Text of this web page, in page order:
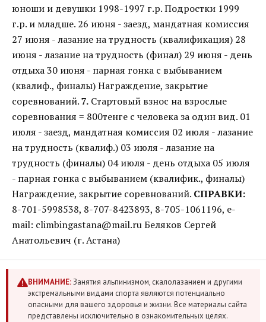
юноши и девушки 1998-1997 г.р. Подростки 1999
г.р. и младше. 26 июня - заезд, мандатная комиссия
27 июня - лазание на трудность (квалификация) 28
июня - лазание на трудность (финал) 29 июня - день
отдыха 30 июня - парная гонка с выбыванием
(квалиф., финалы) Награждение, закрытие
соревнований.7. Стартовый взнос на взрослые
соревнования = 800тенге с человека за один вид. 01
июля - заезд, мандатная комиссия 02 июля - лазание
на трудность (квалиф.) 03 июля - лазание на
трудность (финалы) 04 июля - день отдыха 05 июля
- парная гонка с выбыванием (квалифик., финалы)
Награждение, закрытие соревнований. СПРАВКИ:
8-701-5998538, 8-707-8423893, 8-705-1061196, e-
mail: climbingastana@mail.ru Беляков Сергей
Анатольевич (г. Астана)
ВНИМАНИЕ:Занятия альпинизмом, скалолазанием и другими
экстремальными видами спорта являются потенциально
опасными для вашего здоровья и жизни. Все материалы сайта
представлены исключительно в ознакомительных целях.